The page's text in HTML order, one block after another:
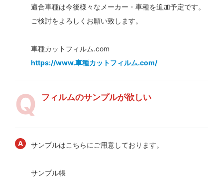
適合車種は今後様々なメーカー・車種を追加予定です。
ご検討をよろしくお願い致します。
車種カットフィルム.com
https://www.車種カットフィルム.com/
フィルムのサンプルが欲しい
サンプルはこちらにご用意しております。
サンプル帳